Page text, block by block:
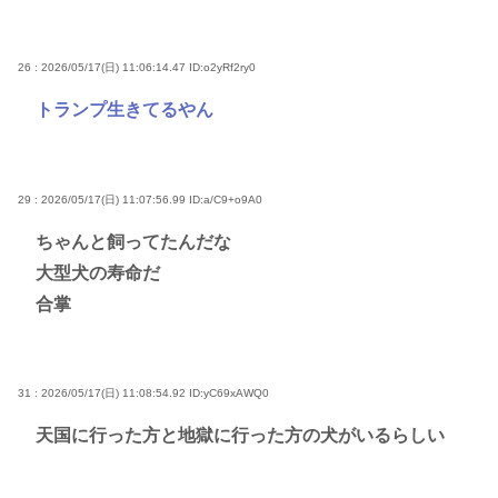
26 : 2026/05/17(日) 11:06:14.47 ID:o2yRf2ry0
トランプ生きてるやん
29 : 2026/05/17(日) 11:07:56.99 ID:a/C9+o9A0
ちゃんと飼ってたんだな
大型犬の寿命だ
合掌
31 : 2026/05/17(日) 11:08:54.92 ID:yC69xAWQ0
天国に行った方と地獄に行った方の犬がいるらしい